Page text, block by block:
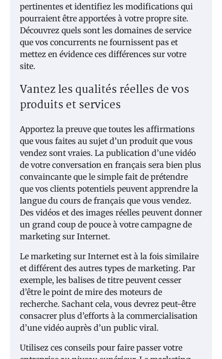
pertinentes et identifiez les modifications qui
pourraient être apportées à votre propre site.
Découvrez quels sont les domaines de service
que vos concurrents ne fournissent pas et
mettez en évidence ces différences sur votre
site.
Vantez les qualités réelles de vos
produits et services
Apportez la preuve que toutes les affirmations
que vous faites au sujet d’un produit que vous
vendez sont vraies. La publication d’une vidéo
de votre conversation en français sera bien plus
convaincante que le simple fait de prétendre
que vos clients potentiels peuvent apprendre la
langue du cours de français que vous vendez.
Des vidéos et des images réelles peuvent donner
un grand coup de pouce à votre campagne de
marketing sur Internet.
Le marketing sur Internet est à la fois similaire
et différent des autres types de marketing. Par
exemple, les balises de titre peuvent cesser
d’être le point de mire des moteurs de
recherche. Sachant cela, vous devrez peut-être
consacrer plus d’efforts à la commercialisation
d’une vidéo auprès d’un public viral.
Utilisez ces conseils pour faire passer votre